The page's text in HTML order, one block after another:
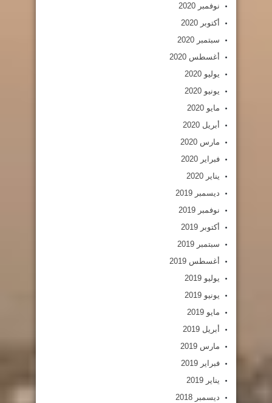
نوفمبر 2020
أكتوبر 2020
سبتمبر 2020
أغسطس 2020
يوليو 2020
يونيو 2020
مايو 2020
أبريل 2020
مارس 2020
فبراير 2020
يناير 2020
ديسمبر 2019
نوفمبر 2019
أكتوبر 2019
سبتمبر 2019
أغسطس 2019
يوليو 2019
يونيو 2019
مايو 2019
أبريل 2019
مارس 2019
فبراير 2019
يناير 2019
ديسمبر 2018